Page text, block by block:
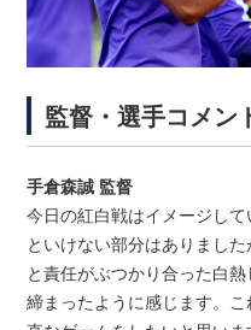
監督・選手コメン
手倉森誠 監督
今日の紅白戦はイメージし
といけない部分はありまし
と責任がぶつかり合った白
締まったように感じます。